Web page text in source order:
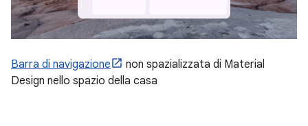
Barra di navigazione
non spazializzata di Material
Design nello spazio della casa